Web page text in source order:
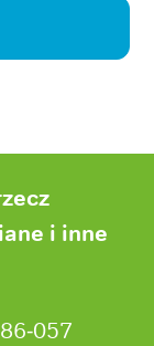
i inne